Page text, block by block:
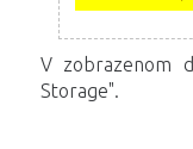
V zobrazenom
Storage".